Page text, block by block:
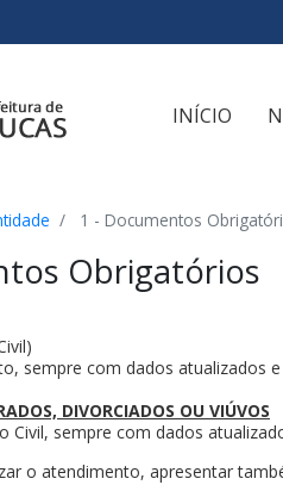
INÍCIO
1 - Documentos
Obrigatórios
sempre com dados atualizados
DIVORCIADOS OU VIÚVOS
Civil, sempre com dados
o atendimento, apresentar